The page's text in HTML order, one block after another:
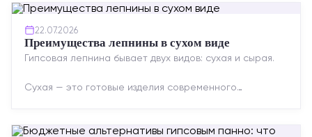
22.07.2026
Преимущества лепнины в сухом виде
Гипсовая лепнина бывает двух видов: сухая и сырая.
Сухая — это готовые изделия современного